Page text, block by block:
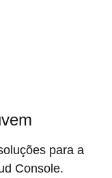
para a
Console.